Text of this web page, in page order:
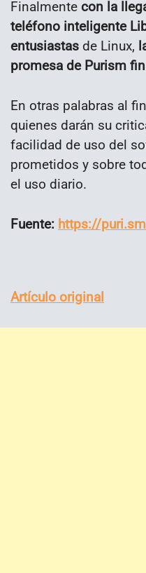
Finalmente con la
teléfono inteligente
entusiastas de Linux,
promesa de Purism
En otras palabras al
quienes darán su
facilidad de uso del
prometidos y sobre
el uso diario.
Fuente: https://
Artículo original